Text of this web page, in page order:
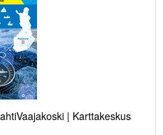
| Karttakeskus